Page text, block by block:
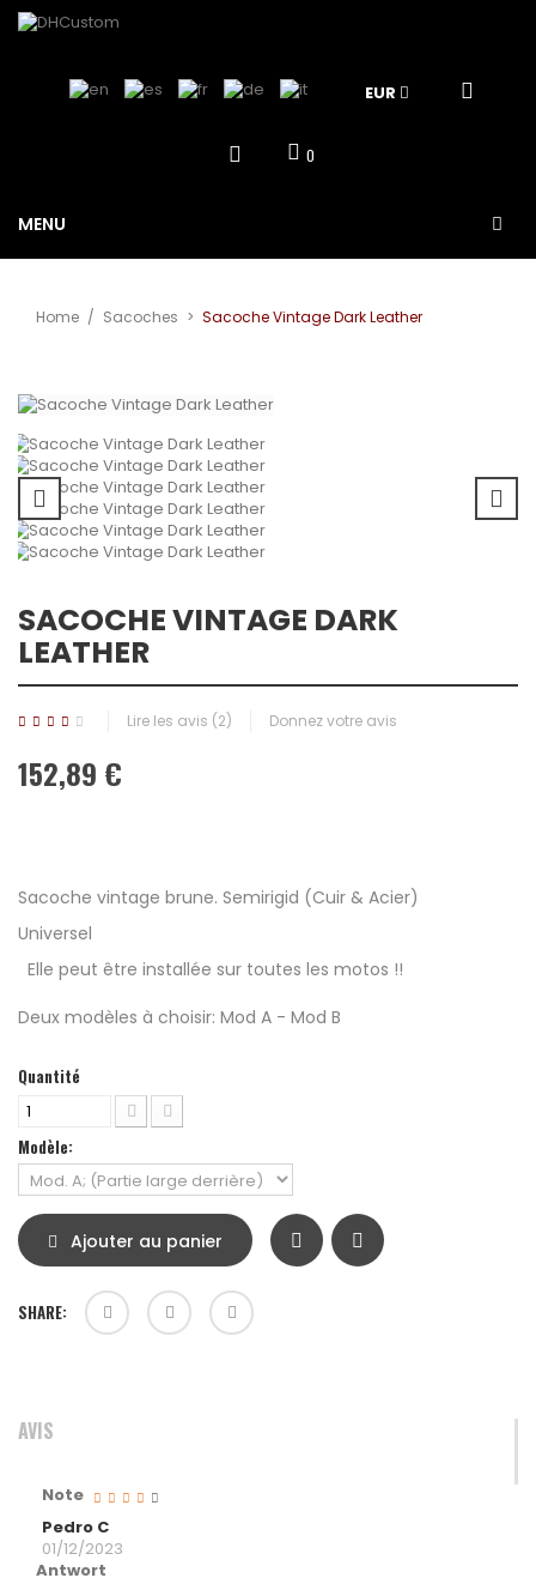
EUR
0
MENU
Home / Sacoches > Sacoche Vintage Dark Leather
SACOCHE VINTAGE DARK
LEATHER
Lire les avis (2) Donnez votre avis
152,89 €
Sacoche vintage brune. Semirigid (Cuir & Acier)
Universel
Elle peut être installée sur toutes les motos !!
Deux modèles à choisir: Mod A - Mod B
Quantité
Modèle:
Ajouter au panier
SHARE:
AVIS
Note
Pedro C
01/12/2023
Antwort